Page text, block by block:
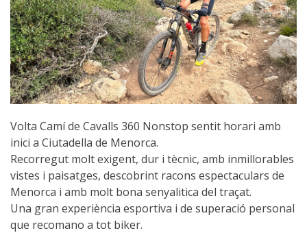
6 ETAPPEN
STAGE
6 ETAPPEN
5 ETAPPEN
Volta Camí de Cavalls 360 Nonstop sentit horari amb
inici a Ciutadella de Menorca.
Recorregut molt exigent, dur i tècnic, amb inmillorables
vistes i paisatges, descobrint racons espectaculars de
Menorca i amb molt bona senyalitica del traçat.
Una gran experiència esportiva i de superació personal
que recomano a tot biker.